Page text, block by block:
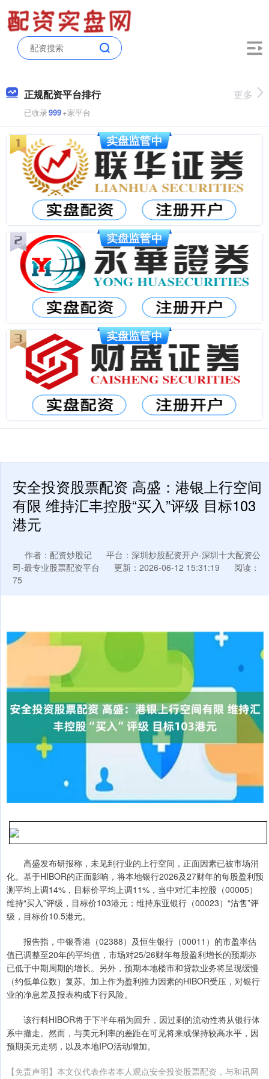
正规配资平台排行
已收录999+家平台
更多
安全投资股票配资 高盛：港银上行空间
有限 维持汇丰控股“买入”评级 目标103
港元
作者：配资炒股记
平台：深圳炒股配资开户-深圳十大配资公
司-最专业股票配资平台
更新：2026-06-12 15:31:19
阅读：
75
高盛发布研报称，未见到行业的上行空间，正面因素已被市场消
化。基于HIBOR的正面影响，将本地银行2026及27财年的每股盈利预
测平均上调14%，目标价平均上调11%，当中对汇丰控股（00005）
维持“买入”评级，目标价103港元；维持东亚银行（00023）“沽售”评
级，目标价10.5港元。
报告指，中银香港（02388）及恒生银行（00011）的市盈率估
值已调整至20年的平均值，市场对25/26财年每股盈利增长的预期亦
已低于中期周期的增长。另外，预期本地楼市和贷款业务将呈现缓慢
（约低单位数）复苏。加上作为盈利推力因素的HIBOR受压，对银行
业的净息差及报表构成下行风险。
该行料HIBOR将于下半年稍为回升，因过剩的流动性将从银行体
系中撤走。然而，与美元利率的差距在可见将来或保持较高水平，因
预期美元走弱，以及本地IPO活动增加。
【免责声明】本文仅代表作者本人观点安全投资股票配资，与和讯网